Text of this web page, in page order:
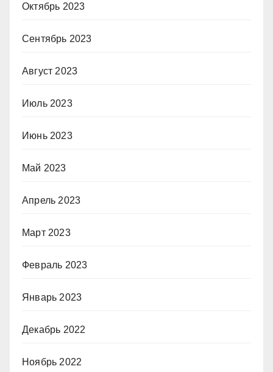
Октябрь 2023
Сентябрь 2023
Август 2023
Июль 2023
Июнь 2023
Май 2023
Апрель 2023
Март 2023
Февраль 2023
Январь 2023
Декабрь 2022
Ноябрь 2022